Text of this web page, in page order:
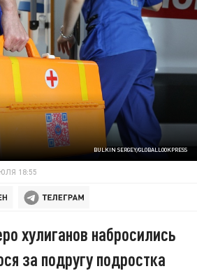
BULKIN SERGEY/GLOBALLOOKPRESS
18:55
хулиганов набросились
за подругу подростка